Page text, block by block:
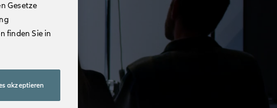
Gesetze
finden Sie in
akzeptieren